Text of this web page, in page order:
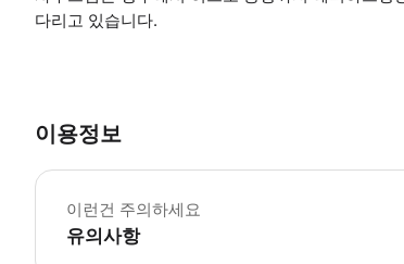
다리고 있습니다.
이용정보
이런건 주의하세요
유의사항